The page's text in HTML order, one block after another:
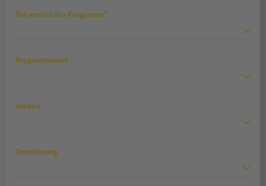
Für wen ist das Programm?
Programmstart
Anreise
Orientierung